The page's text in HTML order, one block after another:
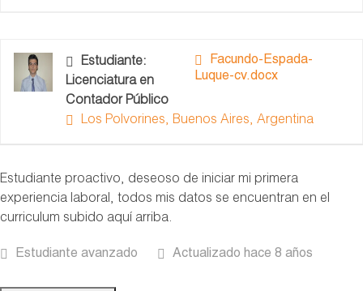
Facundo-Espada-
Luque-cv.docx
Estudiante:
Licenciatura en
Contador Público
Los Polvorines, Buenos Aires, Argentina
Estudiante proactivo, deseoso de iniciar mi primera
experiencia laboral, todos mis datos se encuentran en el
curriculum subido aquí arriba.
Estudiante avanzado Actualizado hace 8 años